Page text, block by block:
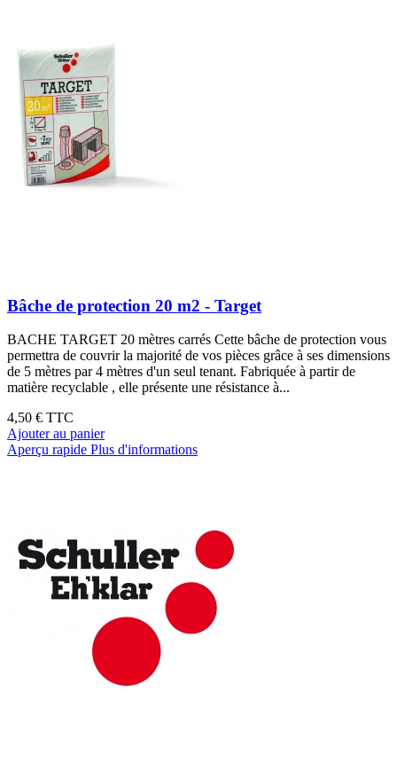
Bâche de protection 20 m2 - Target
BACHE TARGET 20 mètres carrés Cette bâche de protection vous
permettra de couvrir la majorité de vos pièces grâce à ses dimensions
de 5 mètres par 4 mètres d'un seul tenant. Fabriquée à partir de
matière recyclable , elle présente une résistance à...
4,50 € TTC
Ajouter au panier
Aperçu rapide Plus d'informations